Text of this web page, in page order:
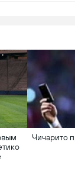
Чичарито